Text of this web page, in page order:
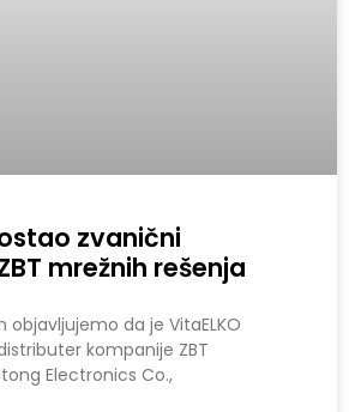
zvanični
mrežnih rešenja
objavljujemo da je VitaELKO
kompanije ZBT
Electronics Co.,